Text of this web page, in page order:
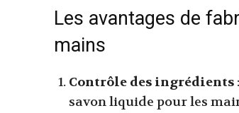
Les avantages de
mains
Contrôle des ingrédients
savon liquide pour les